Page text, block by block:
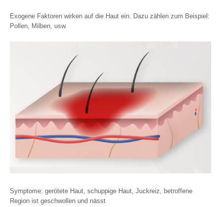
Exogene Faktoren wirken auf die Haut ein. Dazu zählen zum Beispiel:
Pollen, Milben, usw.
Symptome: gerötete Haut, schuppige Haut, Juckreiz, betroffene
Region ist geschwollen und nässt